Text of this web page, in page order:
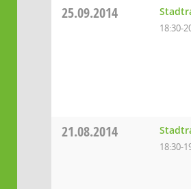
25.09.2014
18:30-
21.08.2014
18:30-